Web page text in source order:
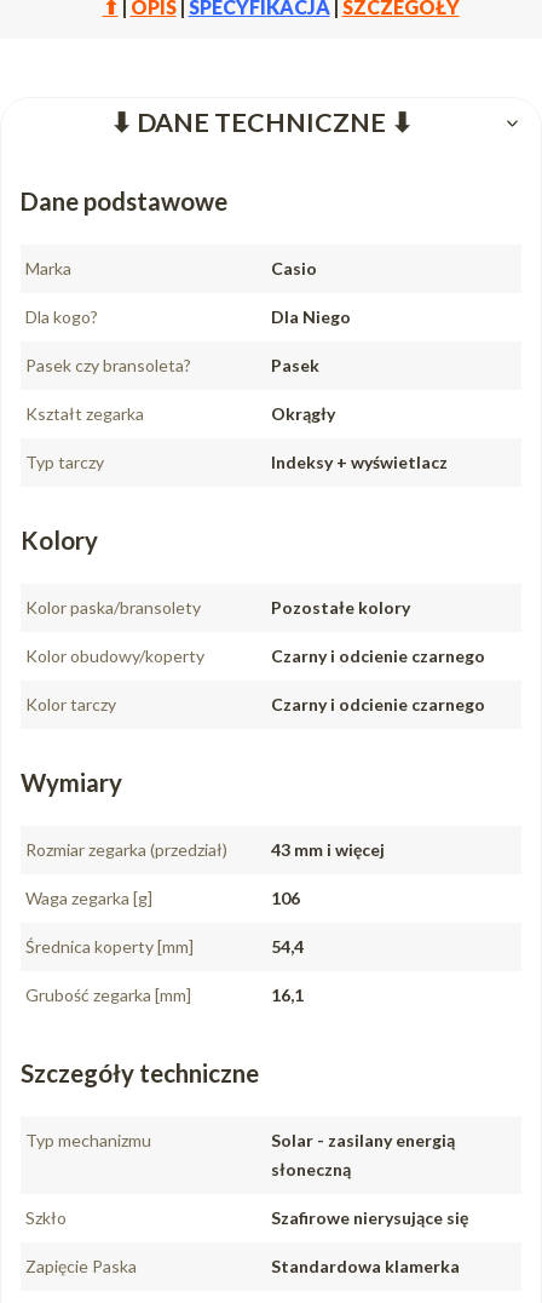
⬆ OPIS| SPECYFIKACJA| SZCZEGÓŁY
⬇ DANE TECHNICZNE ⬇
Dane podstawowe
Marka Casio
Dla kogo? Dla Niego
Pasek czy bransoleta? Pasek
Kształt zegarka Okrągły
Typ tarczy Indeksy + wyświetlacz
Kolory
Kolor paska/bransolety Pozostałe kolory
Kolor obudowy/koperty Czarny i odcienie czarnego
Kolor tarczy Czarny i odcienie czarnego
Wymiary
Rozmiar zegarka (przedział) 43 mm i więcej
Waga zegarka [g] 106
Średnica koperty [mm] 54,4
Grubość zegarka [mm] 16,1
Szczegóły techniczne
Typ mechanizmu
Solar - zasilany energią
słoneczną
Szkło Szafirowe nierysujące się
Zapięcie Paska Standardowa klamerka